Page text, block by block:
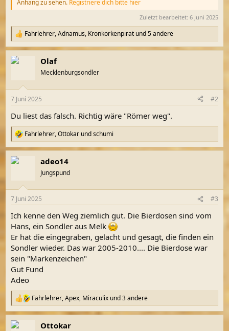
Anhang zu sehen. Registriere dich bitte hier
Zuletzt bearbeitet: 6 Juni 2025
R
e
a
k
e
:
Fahrlehrer,Adnamus, Kronkorkenpirat und 5 andere
Olaf
Mecklenburgsondler
7 Juni 2025 #2
Du liest das falsch. Richtig wäre "Römer weg".
R
e
a
k
e
:
Fahrlehrer,Ottokar undschumi
adeo14
Jungspund
7 Juni 2025 #3
Ich kenne den Weg ziemlich gut. Die Bierdosen sind vom
Hans, ein Sondler aus Melk
Er hat die eingegraben, gelacht und gesagt, die finden ein
Sondler wieder. Das war 2005-2010.... Die Bierdose war
sein "Markenzeichen"
Gut Fund
Adeo
R
e
a
k
Fahrlehrer,Apex, Miraculix und 3 andere
Ottokar